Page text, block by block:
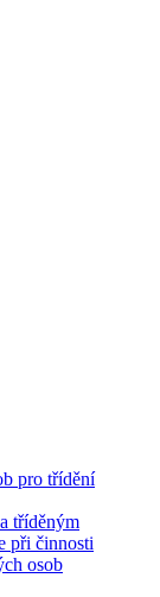
pro třídění
tříděným
při činnosti
osob